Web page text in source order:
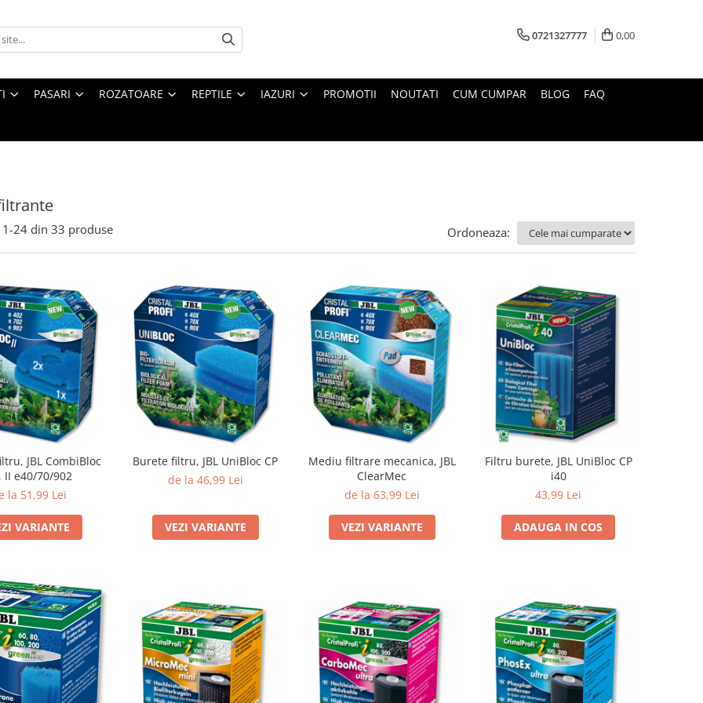
0721327777 0,00
PASARI ROZATOARE REPTILE IAZURI PROMOTII NOUTATI CUM CUMPAR BLOG FAQ
1-24 din 33 produse Ordoneaza:
JBL CombiBloc
II e40/70/902
la 51,99 Lei
VARIANTE
Burete filtru, JBL UniBloc CP
de la 46,99 Lei
VEZI VARIANTE
Mediu filtrare mecanica, JBL
ClearMec
de la 63,99 Lei
VEZI VARIANTE
Filtru burete, JBL UniBloc CP
i40
43,99 Lei
ADAUGA IN COS